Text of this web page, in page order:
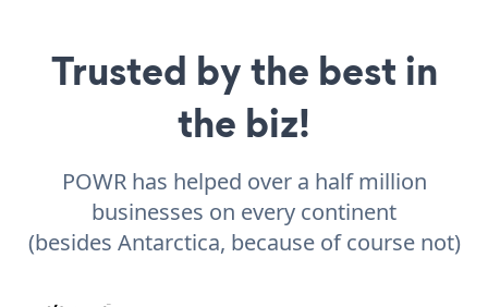
Trusted by the best in
the biz!
POWR has helped over a half million
businesses on every continent
(besides Antarctica, because of course not)